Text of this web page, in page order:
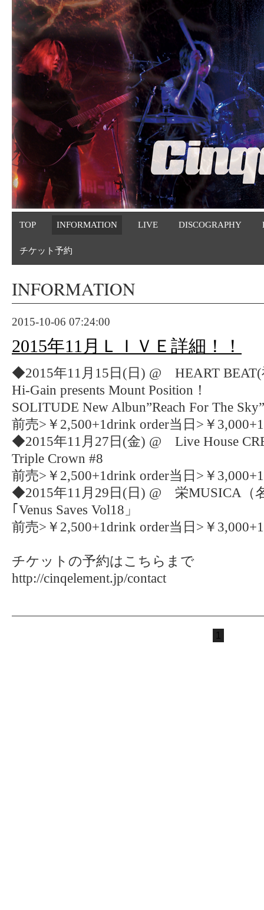
TOP INFORMATION LIVE DISCOGRAPHY
チケット予約
INFORMATION
2015-10-06 07:24:00
2015年11月ＬＩＶＥ詳細！！
◆2015年11月15日(日) @ HEART BEAT(
Hi-Gain presents Mount Position！
SOLITUDE New Albun”Reach For The
前売>￥2,500+1drink order当日>￥
◆2015年11月27日(金) @ Live House
Triple Crown #8
前売>￥2,500+1drink order当日>￥
◆2015年11月29日(日) @ 栄MUSICA（
｢Venus Saves Vol18」
前売>￥2,500+1drink order当日>￥
チケットの予約はこちらまで
http://cinqelement.jp/contact
1